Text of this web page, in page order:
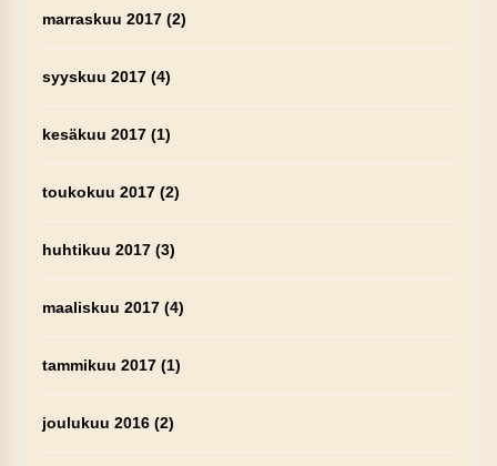
marraskuu 2017(2)
syyskuu 2017(4)
kesäkuu 2017(1)
toukokuu 2017(2)
huhtikuu 2017(3)
maaliskuu 2017(4)
tammikuu 2017(1)
joulukuu 2016(2)